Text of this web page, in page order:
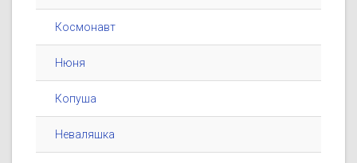
Космонавт
Нюня
Копуша
Неваляшка